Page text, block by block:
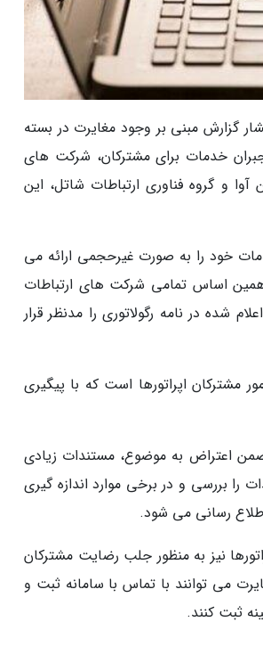
گزارش مبنی بر وجود مغایرت در بسته
جبران خدمات برای مشترکان، شرکت های
آوا و گروه فناوری ارتباطات شاتل، این
خود را به صورت غیرحجمی ارائه می
همین اساس تمامی شرکت های ارتباطات
های فوق در محاسبه آستانه مصرف منصفانه، 5 تا 8 درصد اعلام شده در نامه رگولاتوری را مدنظر قرار
مشترکان اپراتورها است که با پیگیری
ضمن اعتراض به موضوع، مستندات زیادی
را بررسی و در برخی موارد اندازه گیری
رسانی می شود.
نیز به منظور جلب رضایت مشترکان
می توانند با تماس با سامانه ثبت و